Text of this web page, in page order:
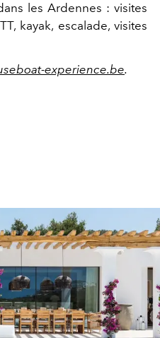
les Ardennes : visites
kayak, escalade, visites
experience.be.